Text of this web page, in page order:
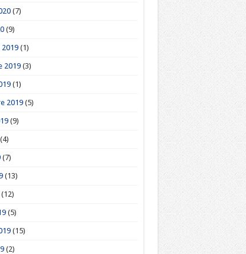
(7)
(9)
(1)
2019(3)
(1)
2019(5)
(9)
(7)
(13)
(5)
(15)
(2)